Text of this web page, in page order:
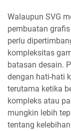
Walaupun SVG
pembuatan grafis
perlu
kompleksitas
batasan desain.
dengan hati-hati
terutama ketika
kompleks atau
mungkin lebih
tentang